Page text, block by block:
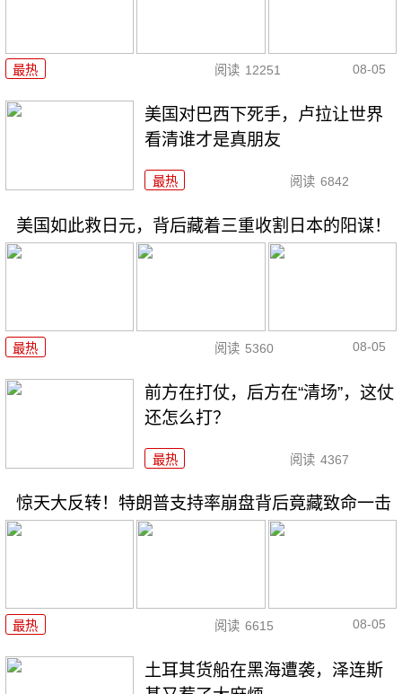
最热 阅读 12251 08-05
美国对巴西下死手，卢拉让世界
看清谁才是真朋友
最热 阅读 6842
美国如此救日元，背后藏着三重收割日本的阳谋！
最热 阅读 5360 08-05
前方在打仗，后方在“清场”，这仗
还怎么打？
最热 阅读 4367
惊天大反转！特朗普支持率崩盘背后竟藏致命一击
最热 阅读 6615 08-05
土耳其货船在黑海遭袭，泽连斯